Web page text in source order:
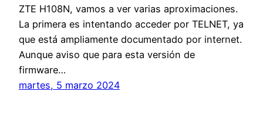
ZTE H108N, vamos a ver varias aproximaciones.
La primera es intentando acceder por TELNET, ya
que está ampliamente documentado por internet.
Aunque aviso que para esta versión de
firmware…
martes, 5 marzo 2024